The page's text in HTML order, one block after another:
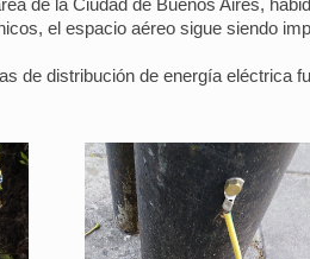
de la Ciudad de Buenos Aires,
el espacio aéreo sigue siendo
de distribución de energía eléctrica